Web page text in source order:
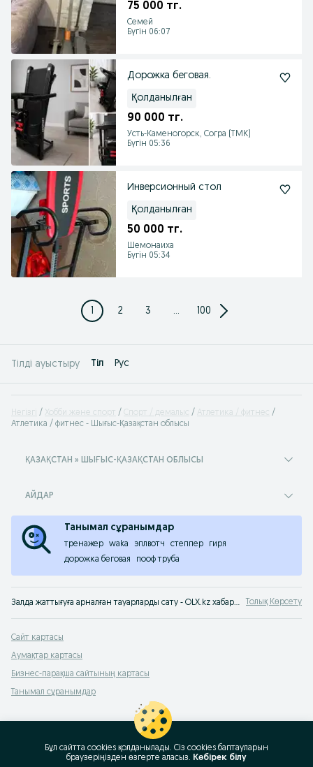
75 000 тг.
Семей
Бүгін 06:07
Дорожка беговая.
Қолданылған
90 000 тг.
Усть-Каменогорск, Согра (ТМК)
Бүгін 05:36
Инверсионный стол
Қолданылған
50 000 тг.
Шемонаиха
Бүгін 05:34
1 2 3 ... 100
Тілді ауыстыру Tіл Рус
Негізгі Хобби және спорт Спорт / демалыс
Атлетика / фитнес
Атлетика / фитнес - Шығыс-Қазақстан облысы
ҚАЗАҚСТАН » ШЫҒЫС-ҚАЗАҚСТАН ОБЛЫСЫ
АЙДАР
Танымал сұранымдар
тренажер waka эплвотч степпер
гиря
дорожка беговая
пооф труба
Залда жаттығуға арналған тауарларды сату - OLX.kz хабарландырулар сервисінен жаттығуға арналған б/қ тауарларды сатып алу. Атлетика және фитнес санатындағы тауарларды OLX.kz Қазақстаннан сатып ал Толық Көрсету
Сайт картасы
Аумақтар картасы
Бизнес-парақша сайтының картасы
Танымал сұранымдар
Бұл сайтта cookies қолданылады. Сіз cookies баптауларын
браузеріңізден өзгерте аласыз. Көбірек білу